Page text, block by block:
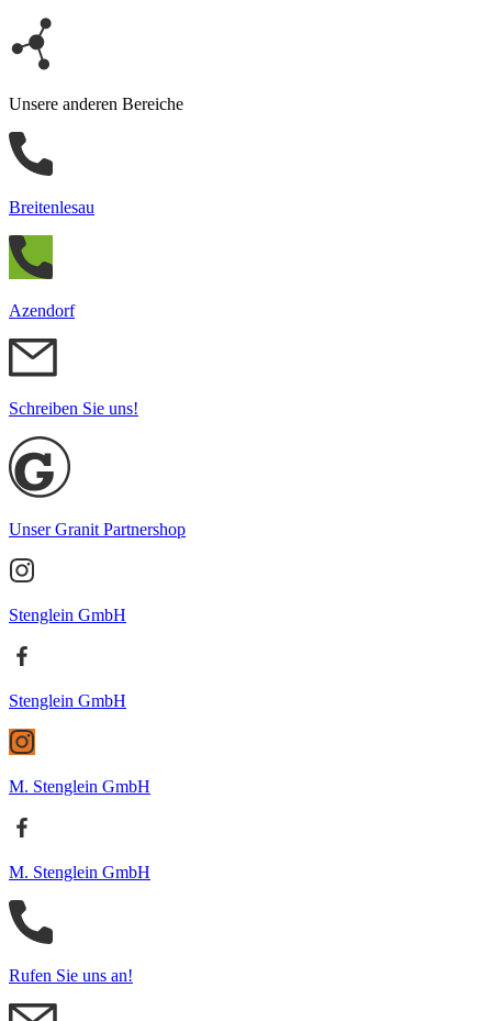
Unsere anderen Bereiche
Breitenlesau
Azendorf
Schreiben Sie uns!
Unser Granit Partnershop
Stenglein GmbH
Stenglein GmbH
M. Stenglein GmbH
M. Stenglein GmbH
Rufen Sie uns an!